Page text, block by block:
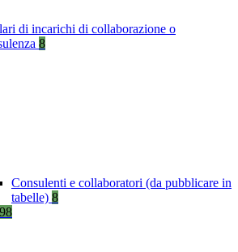
di incarichi di collaborazione o
8
Consulenti e collaboratori (da pubblicare in
tabelle) 8
98